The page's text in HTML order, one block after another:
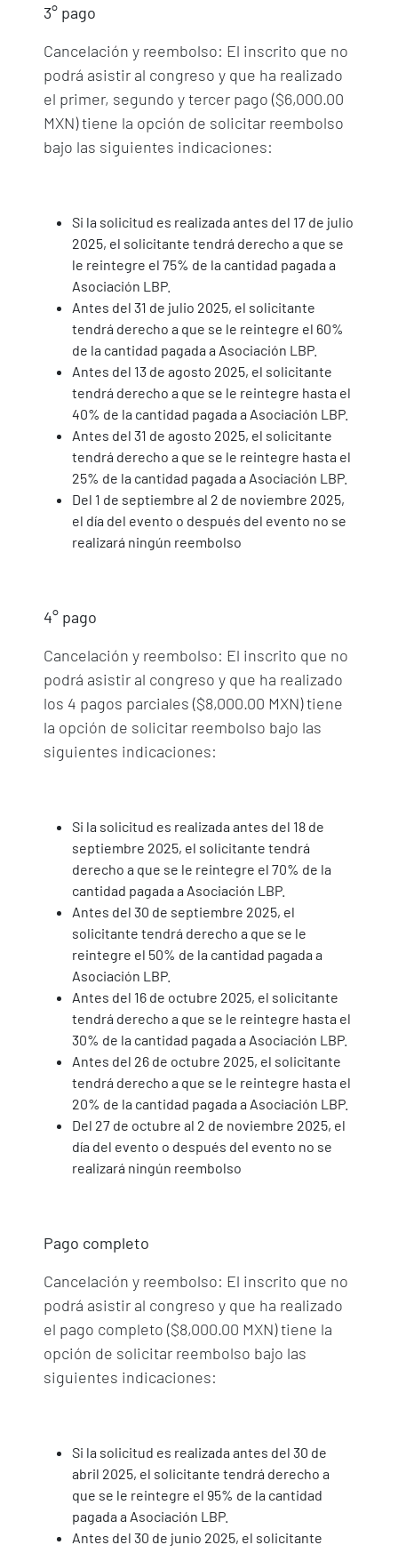
3° pago
Cancelación y reembolso: El inscrito que no
podrá asistir al congreso y que ha realizado
el primer, segundo y tercer pago ($6,000.00
MXN) tiene la opción de solicitar reembolso
bajo las siguientes indicaciones:
Si la solicitud es realizada antes del 17 de julio
2025, el solicitante tendrá derecho a que se
le reintegre el 75% de la cantidad pagada a
Asociación LBP.
Antes del 31 de julio 2025, el solicitante
tendrá derecho a que se le reintegre el 60%
de la cantidad pagada a Asociación LBP.
Antes del 13 de agosto 2025, el solicitante
tendrá derecho a que se le reintegre hasta el
40% de la cantidad pagada a Asociación LBP.
Antes del 31 de agosto 2025, el solicitante
tendrá derecho a que se le reintegre hasta el
25% de la cantidad pagada a Asociación LBP.
Del 1 de septiembre al 2 de noviembre 2025,
el día del evento o después del evento no se
realizará ningún reembolso
4° pago
Cancelación y reembolso: El inscrito que no
podrá asistir al congreso y que ha realizado
los 4 pagos parciales ($8,000.00 MXN) tiene
la opción de solicitar reembolso bajo las
siguientes indicaciones:
Si la solicitud es realizada antes del 18 de
septiembre 2025, el solicitante tendrá
derecho a que se le reintegre el 70% de la
cantidad pagada a Asociación LBP.
Antes del 30 de septiembre 2025, el
solicitante tendrá derecho a que se le
reintegre el 50% de la cantidad pagada a
Asociación LBP.
Antes del 16 de octubre 2025, el solicitante
tendrá derecho a que se le reintegre hasta el
30% de la cantidad pagada a Asociación LBP.
Antes del 26 de octubre 2025, el solicitante
tendrá derecho a que se le reintegre hasta el
20% de la cantidad pagada a Asociación LBP.
Del 27 de octubre al 2 de noviembre 2025, el
día del evento o después del evento no se
realizará ningún reembolso
Pago completo
Cancelación y reembolso: El inscrito que no
podrá asistir al congreso y que ha realizado
el pago completo ($8,000.00 MXN) tiene la
opción de solicitar reembolso bajo las
siguientes indicaciones:
Si la solicitud es realizada antes del 30 de
abril 2025, el solicitante tendrá derecho a
que se le reintegre el 95% de la cantidad
pagada a Asociación LBP.
Antes del 30 de junio 2025, el solicitante